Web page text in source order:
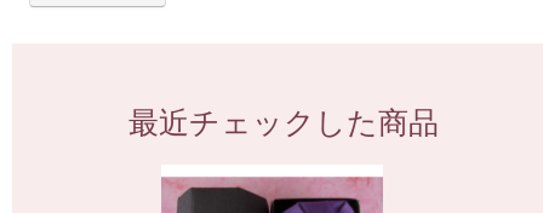
最近チェックした商品